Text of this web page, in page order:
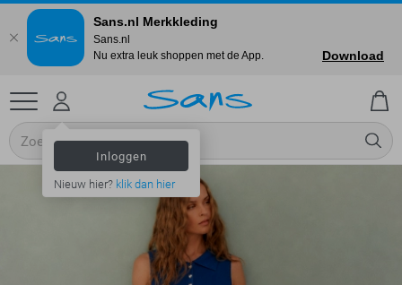
Inloggen
Nieuw hier? klik dan hier
Sans.nl Merkkleding
Sans.nl
Nu extra leuk shoppen met de App.
Download